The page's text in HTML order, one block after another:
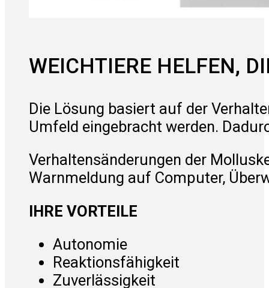
WEICHTIERE HELFEN,
Die Lösung basiert auf der
Umfeld eingebracht werden.
Verhaltensänderungen der
Warnmeldung auf Computer,
IHRE VORTEILE
Autonomie
Reaktionsfähigkeit
Zuverlässigkeit